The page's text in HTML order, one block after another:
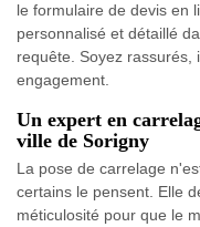
le formulaire de devis en
personnalisé et détaillé
requête. Soyez rassurés,
engagement.
Un expert en
ville de Sorigny
La pose de carrelage
certains le pensent. Elle
méticulosité pour que le